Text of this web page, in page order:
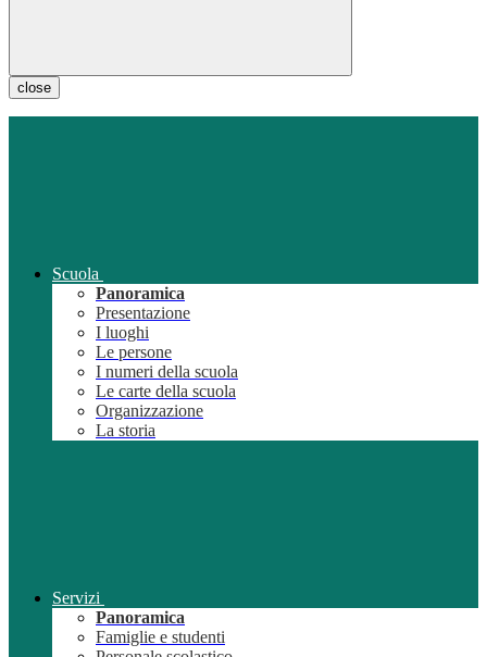
close
Scuola
Panoramica
Presentazione
I luoghi
Le persone
I numeri della scuola
Le carte della scuola
Organizzazione
La storia
Servizi
Panoramica
Famiglie e studenti